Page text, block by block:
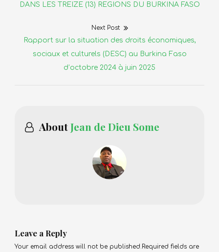
l’article
DANS LES TREIZE (13) REGIONS DU BURKINA FASO
Next Post
Next
post:
Rapport sur la situation des droits économiques,
sociaux et culturels (DESC) au Burkina Faso
d’octobre 2024 à juin 2025
AboutJean de Dieu Some
Leave a Reply
Your email address will not be published.Required fields are